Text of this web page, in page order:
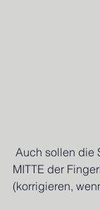
MITTE der
(korrigieren,